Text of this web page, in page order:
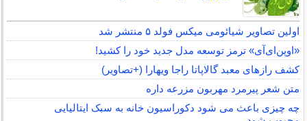
اولین تصاویر شیائومی میکس فولد ۵ منتشر شد
«اوپن‌ای‌آی» ترمز توسعه مدل جدید خود را کشید!
کشف رازهای معبد گالاپاتا راجا ویهارا (+تصاویر)
متن شعر پیرمرد مهربون مزرعه داره
چه چیزی باعث می شود دکوراسیون خانه به سبک ایتالیایی